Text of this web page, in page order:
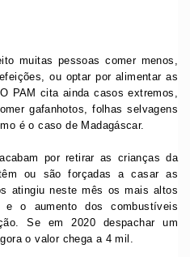
muitas pessoas comer menos,
ou optar por alimentar as
PAM cita ainda casos extremos,
gafanhotos, folhas selvagens
é o caso de Madagáscar.
por retirar as crianças da
ou são forçadas a casar as
atingiu neste mês os mais altos
o aumento dos combustíveis
Se em 2020 despachar um
o valor chega a 4 mil.